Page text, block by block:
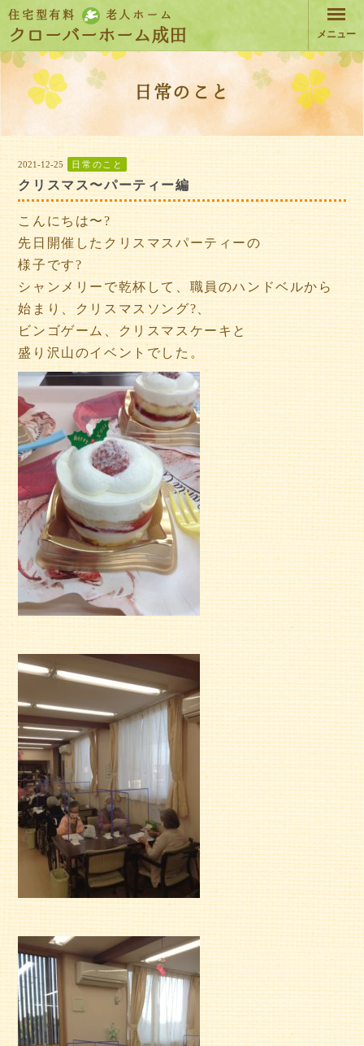
クローバーホーム成田
住宅型有料
老人ホーム
メニュー
日常のこと
2021-12-25 日常のこと
クリスマス〜パーティー編
こんにちは〜?
先日開催したクリスマスパーティーの
様子です?
シャンメリーで乾杯して、職員のハンドベルから
始まり、クリスマスソング?、
ビンゴゲーム、クリスマスケーキと
盛り沢山のイベントでした。